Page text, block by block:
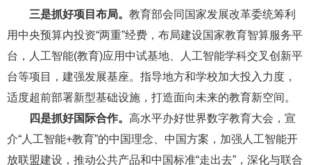
三是抓好项目布局。 教育部会同国家发展改革委统筹利
用中央预算内投资“两重”经费，布局建设国家教育智算服务平
台，人工智能(教育)应用中试基地、人工智能学科交叉创新平
台等项目，建强发展基座。指导地方和学校加大投入力度，
适度超前部署新型基础设施，打造面向未来的教育新空间。
四是抓好国际合作。 高水平办好世界数字教育大会，宣
介“人工智能+教育”的中国理念、中国方案，加强人工智能开
放联盟建设，推动公共产品和中国标准“走出去”，深化与联合